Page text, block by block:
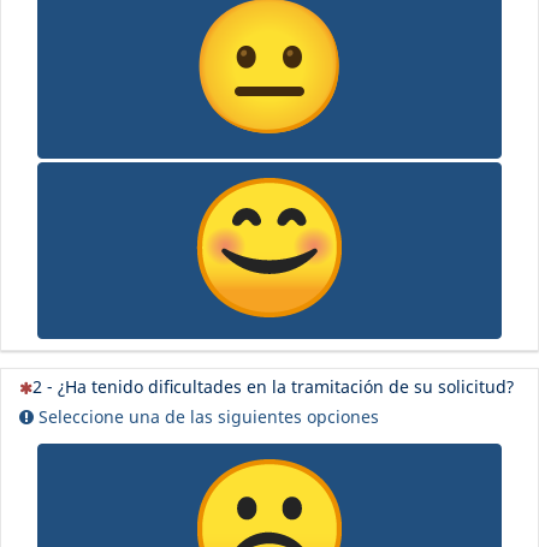
(Esta pregunta es obligatoria)
2 - ¿Ha tenido dificultades en la tramitación de su solicitud?
Seleccione una de las siguientes opciones